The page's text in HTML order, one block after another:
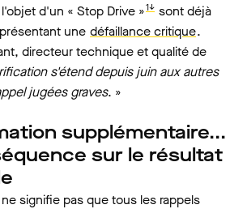
d'un « Stop Drive »1↓ sont déjà
une défaillance critique.
directeur technique et qualité de
s'étend depuis juin aux autres
jugées graves. »
supplémentaire...
sur le résultat
signifie pas que tous les rappels